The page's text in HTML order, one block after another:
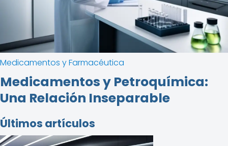
Medicamentos y Farmacéutica
Medicamentos y Petroquímica:
Una Relación Inseparable
Últimos artículos